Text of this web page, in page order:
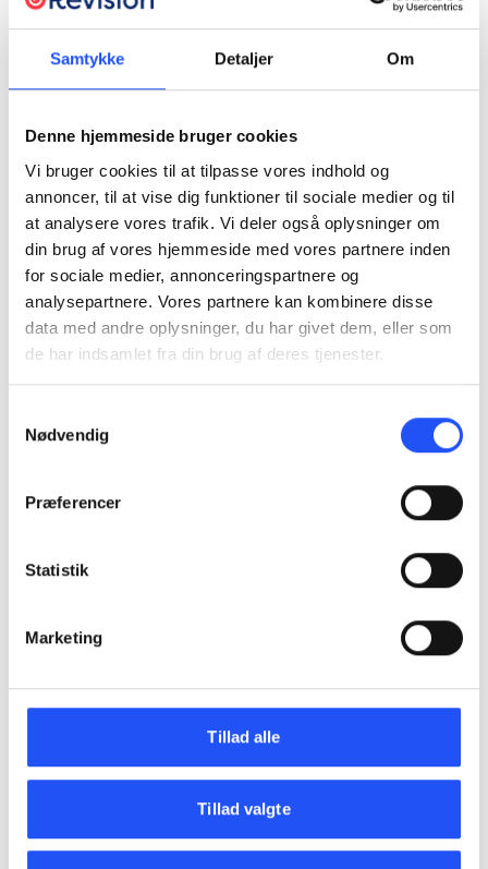
Samtykke Detaljer Om
Denne hjemmeside bruger cookies
Vi bruger cookies til at tilpasse vores indhold og
annoncer, til at vise dig funktioner til sociale medier og til
at analysere vores trafik. Vi deler også oplysninger om
din brug af vores hjemmeside med vores partnere inden
for sociale medier, annonceringspartnere og
analysepartnere. Vores partnere kan kombinere disse
data med andre oplysninger, du har givet dem, eller som
de har indsamlet fra din brug af deres tjenester.
Nødvendig
Præferencer
Statistik
Marketing
Tillad alle
Tillad valgte